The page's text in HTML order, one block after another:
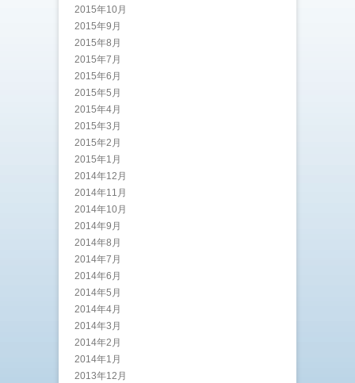
2015年10月
2015年9月
2015年8月
2015年7月
2015年6月
2015年5月
2015年4月
2015年3月
2015年2月
2015年1月
2014年12月
2014年11月
2014年10月
2014年9月
2014年8月
2014年7月
2014年6月
2014年5月
2014年4月
2014年3月
2014年2月
2014年1月
2013年12月